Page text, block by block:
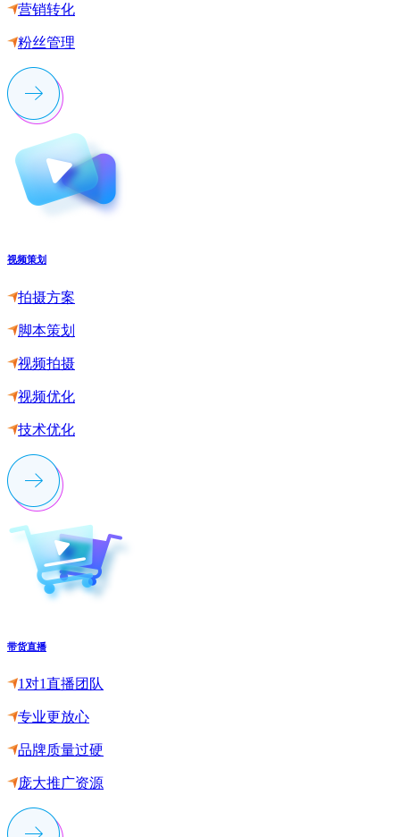
营销转化
粉丝管理
视频策划
拍摄方案
脚本策划
视频拍摄
视频优化
技术优化
带货直播
1对1直播团队
专业更放心
品牌质量过硬
庞大推广资源